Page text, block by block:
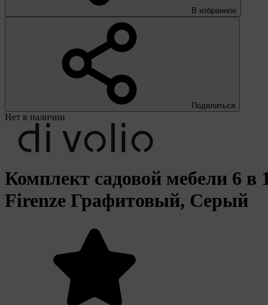
В избранное
Поделиться
Нет в наличии
Комплект садовой мебели 6 в
Firenze Графитовый, Серый